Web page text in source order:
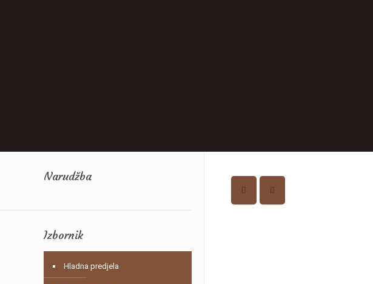
Narudžba
Izbornik
Hladna predjela